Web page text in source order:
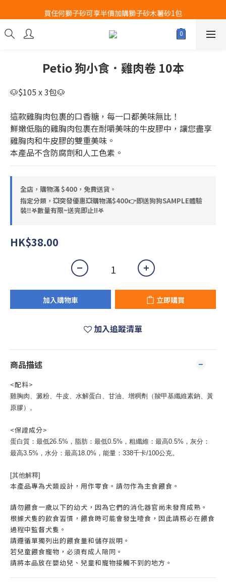
Airbuggy 全線現貨8折！立即點擊火速搶購
買任何獅子砂可享半價加購獅子砂木薯砂1包
Airbuggy 全線現貨8折！立即點擊火速搶購
Petio 狗小食．雞肉卷 10本
🐶$105 x 3包🐶
這款雞胸肉包裹的口香糖，每一口都美味無比！
鮮嫩低脂的雞胸肉包裹在耐嚼美味的牛皮膠中，讓您盡享
雞胸肉和牛皮膠的雙重美味。
本產品不含防腐劑和人工色素。
全店，購物滿 $400，免費送貨。
指定分類，💥突發優惠💥購物滿$400👉即送狗狗SAMPLE體驗
裝‼️𖤐數量有限~送完即止!!𖤐
HK$38.00
加入購物車 立即購買
加入追蹤清單
商品描述
<配料>
雞胸肉、澱粉、牛皮、水解蛋白、甘油、增稠劑（羧甲基纖維素鈉、黃
原膠）。
<保證成分>
蛋白質：最低26.5%，脂肪：最低0.5%，粗纖維：最高0.5%，灰分：
最高3.5%，水分：最高18.0%，能量：338千卡/100公克。
[其他解釋]
本產品專為犬類設計，用作零食。請勿作為主食餵食。
請勿餵食一歲以下的幼犬，因為它們的消化器官尚未發育成熟。
根據犬隻的飲食習慣，餵食時可能會發生噎食，因此請務必在餵食
過程中監督犬隻。
請遵循單獨列出的餵食量和儲存說明。
若兒童餵食寵物，必須有成人陪同。
請將本品放在嬰幼兒、兒童和寵物接觸不到的地方。